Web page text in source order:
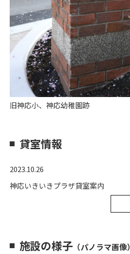
旧神応小、神応幼稚園跡
貸室情報
2023.10.26
神応いきいきプラザ貸室案内
施設の様子 （パノラマ画像）